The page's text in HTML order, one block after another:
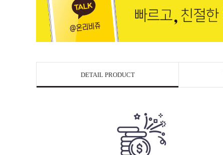
DETAIL PRODUCT